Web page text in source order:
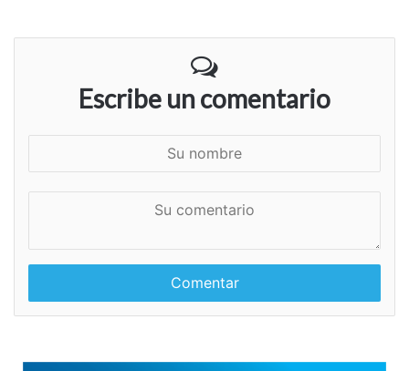
Escribe un comentario
n